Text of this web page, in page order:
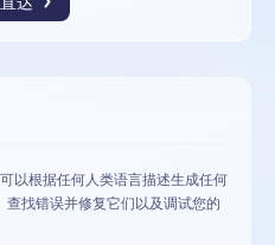
以根据任何人类语言描述生成任何
找错误并修复它们以及调试您的